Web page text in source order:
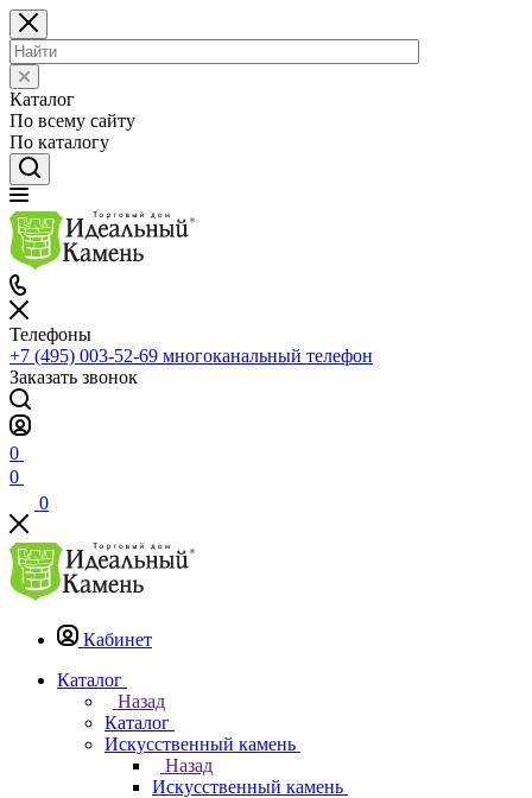
Каталог
По всему сайту
По каталогу
Телефоны
+7 (495) 003-52-69 многоканальный телефон
Заказать звонок
0
0
0
Кабинет
Каталог
Назад
Каталог
Искусственный камень
Назад
Искусственный камень